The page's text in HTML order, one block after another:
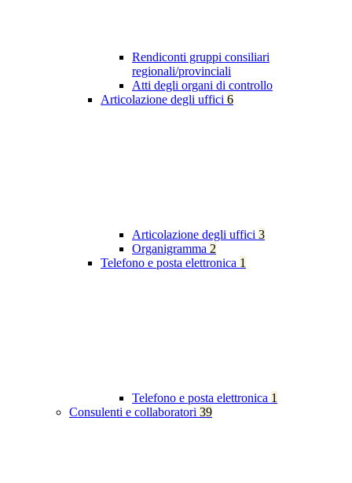
Rendiconti gruppi consiliari
regionali/provinciali
Atti degli organi di controllo
Articolazione degli uffici 6
Articolazione degli uffici 3
Organigramma 2
Telefono e posta elettronica 1
Telefono e posta elettronica 1
Consulenti e collaboratori 39